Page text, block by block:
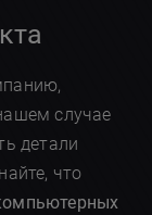
случае
детали
что